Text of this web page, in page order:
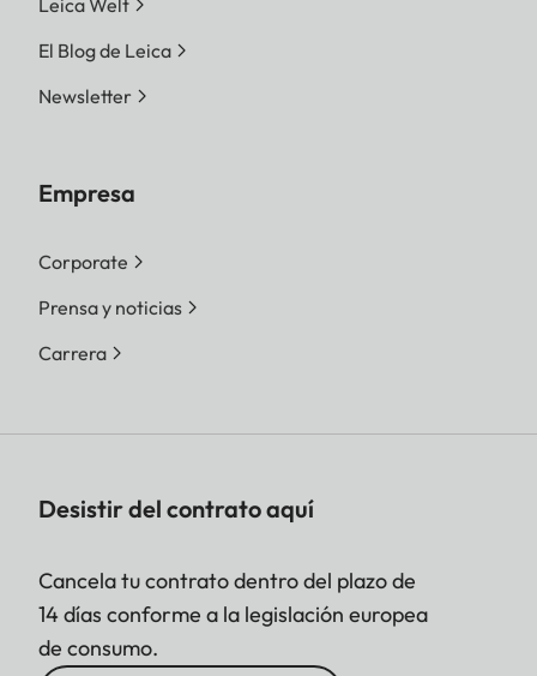
El Blog de Leica
Newsletter
Empresa
Corporate
Prensa y noticias
Carrera
Desistir del contrato aquí
Cancela tu contrato dentro del plazo de
14 días conforme a la legislación europea
de consumo.